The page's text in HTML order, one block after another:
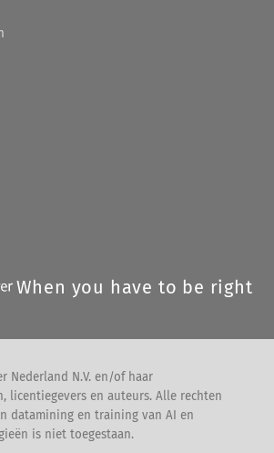
When you have to be right
Nederland N.V. en/of haar
licentiegevers en auteurs. Alle rechten
datamining en training van AI en
is niet toegestaan.